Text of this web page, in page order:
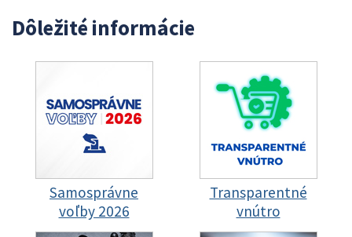
Dôležité informácie
Samosprávne
voľby 2026
Transparentné
vnútro